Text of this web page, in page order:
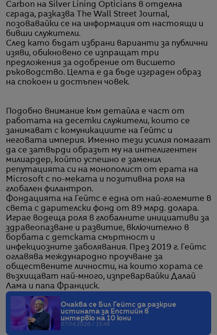
Carbon на Silver Lining Opticians в отделна
сграда, разказва The Wall Street Journal,
позовавайки се на информация от настоящи и
бивши служители.
След като бъдат избрани варианти за публични
изяви, обикновено се изпращат три
предложения за одобрение от висшето
ръководство. Целта е да бъде изграден образ
на спокоен и достъпен човек.
Подобно внимание към детайла е част от
работата на десетки служители, които се
занимават с комуникациите на Гейтс и
неговата империя. Именно тези усилия помагат
да се затвърди образът му на интелигентен
милиардер, който успешно е заменил
репутацията си на монополист от ерата на
Microsoft с по-меката и позитивна роля на
глобален филантроп.
Фондацията на Гейтс е една от най-големите в
света с дарителски фонд от 89 млрд. долара.
Играе водеща роля в глобалните инициативи за
здравеопазване и развитие, включително в
борбата с детската смъртност и
инфекциозните заболявания. През 2019 г. Гейтс
оглавява международно проучване за
обществените личности, на които хората се
възхищават най-много, изпреварвайки Далай
Лама и папа Франциск.
Очаква се Бил Гейтс да разкрие
истината за Епстийн в
интервю на 10 юни
07.04.2026 / 15:48